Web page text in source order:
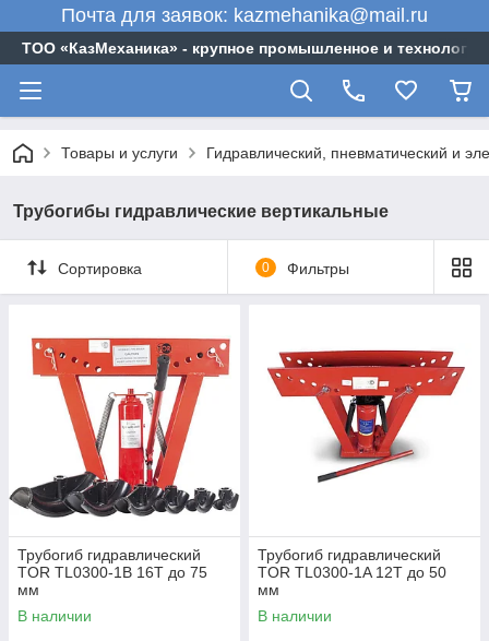
Почта для заявок: kazmehanika@mail.ru
ТОО «‎КазМеханика» - крупное промышленное и
Товары и услуги Гидравлический, пневматический и
Трубогибы гидравлические вертикальные
Сортировка 0 Фильтры
Трубогиб гидравлический
TOR TL0300-1B 16T до 75
мм
В наличии
Трубогиб гидравлический
TOR TL0300-1A 12T до 50
мм
В наличии